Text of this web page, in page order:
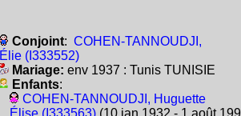
Conjoint: COHEN-TANNOUDJI,
Élie (I333552)
Mariage: env 1937 : Tunis TUNISIE
Enfants:
COHEN-TANNOUDJI, Huguette
Élise (I333563)(10 jan 1932 - 1 août